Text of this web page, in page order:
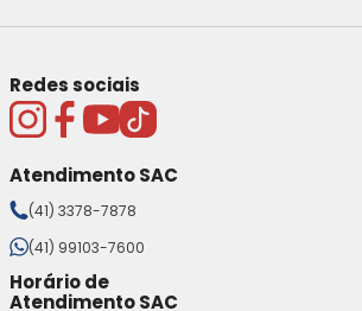
Redes sociais
Atendimento SAC
(41) 3378-7878
(41) 99103-7600
Horário de
Atendimento SAC